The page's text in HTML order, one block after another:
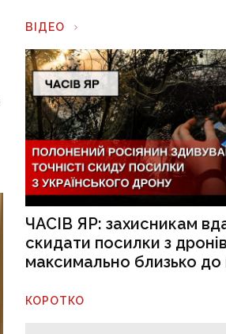
ВІДЕО
ЧАСІВ ЯР: захисникам
скидати посилки з дронів
максимально близько до
КОРОТКО